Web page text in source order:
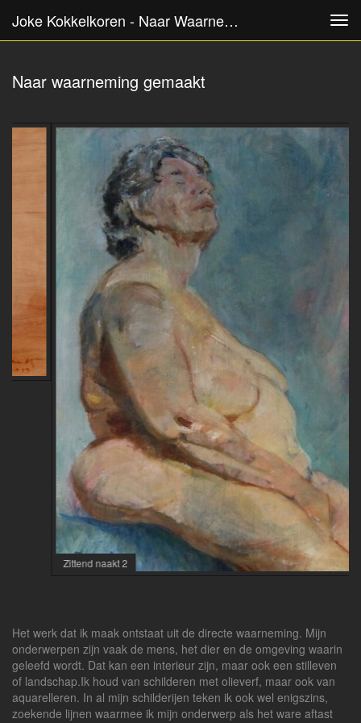
Joke Kokkelkoren - Naar Waarneming Gemaakt
Naar waarneming gemaakt
Zittend naakt 2
Het werk dat ik maak ontstaat uit de directe waarneming. Mijn
onderwerpen zijn vaak de mens, het dier en de omgeving waarin
geleefd wordt. Dat kan een interieur zijn, maar ook een stilleven
of landschap.Ik houd van schilderen met olieverf, maar ook van
aquarelleren. In al mijn schilderijen teken ik ook wel enigszins,
zoekende lijnen waarmee ik mijn onderwerp als het ware aftast